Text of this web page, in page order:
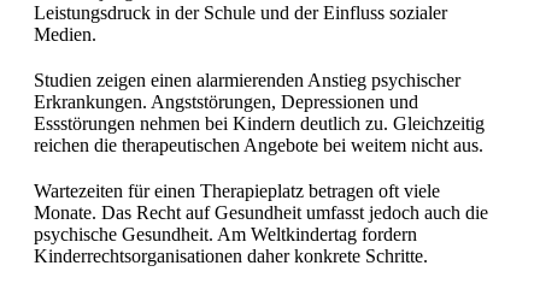
Leistungsdruck in der Schule und der Einfluss sozialer
Medien.
Studien zeigen einen alarmierenden Anstieg psychischer
Erkrankungen. Angststörungen, Depressionen und
Essstörungen nehmen bei Kindern deutlich zu. Gleichzeitig
reichen die therapeutischen Angebote bei weitem nicht aus.
Wartezeiten für einen Therapieplatz betragen oft viele
Monate. Das Recht auf Gesundheit umfasst jedoch auch die
psychische Gesundheit. Am Weltkindertag fordern
Kinderrechtsorganisationen daher konkrete Schritte.